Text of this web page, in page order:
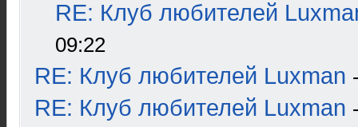
RE: Клуб любителей
09:22
RE: Клуб любителей Luxman
RE: Клуб любителей Luxman